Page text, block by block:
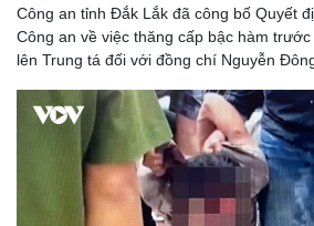
Công an tỉnh Đắk Lắk đã công bố Quyết
Công an về việc thăng cấp bậc hàm
lên Trung tá đối với đồng chí Nguyễn